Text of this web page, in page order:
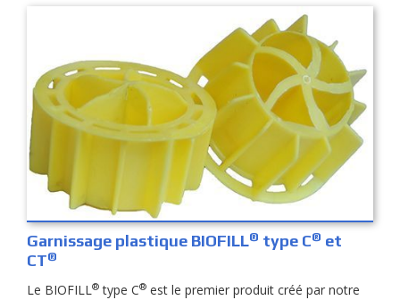
Garnissage plastique BIOFILL® type C® et
CT®
Le BIOFILL® type C® est le premier produit créé par notre